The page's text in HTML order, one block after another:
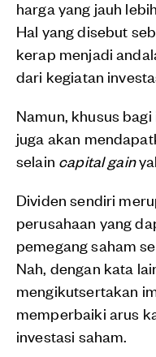
harga yang jauh
Hal yang disebut
kerap menjadi
dari kegiatan
Namun, khusus
juga akan
selain capital gain
Dividen sendiri
perusahaan yang
pemegang saham
Nah, dengan kata
mengikutsertakan
memperbaiki arus
investasi saham.